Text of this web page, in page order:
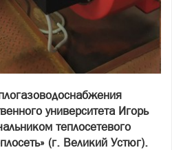
университета Игорь
теплосетевого
(г. Великий Устюг).